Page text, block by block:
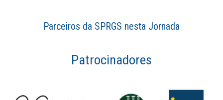
Parceiros da SPRGS nesta Jornada
Patrocinadores